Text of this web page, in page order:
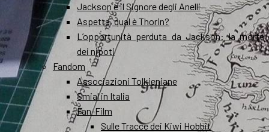
Jackson e il Signore degli Anelli
Aspetta, qual è Thorin?
L’opportunità perduta da Jackson: la morte
dei nipoti
Fandom
Associazioni Tolkieniane
Smial in Italia
Fan-Film
Sulle Tracce dei Kiwi Hobbit